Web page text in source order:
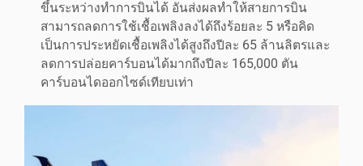
ขึ้นระหว่างทำการบินได้ อันส่งผลทำให้สายการบิน
สามารถลดการใช้เชื้อเพลิงลงได้ถึงร้อยละ 5 หรือคิด
เป็นการประหยัดเชื้อเพลิงได้สูงถึงปีละ 65 ล้านลิตรและ
ลดการปล่อยคาร์บอนได้มากถึงปีละ 165,000 ตัน
คาร์บอนไดออกไซด์เทียบเท่า